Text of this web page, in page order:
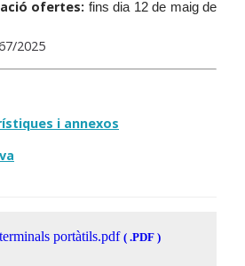
ofertes: fins dia 12 de maig de
2025
i annexos
portàtils.pdf ( .PDF )